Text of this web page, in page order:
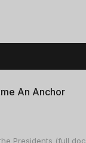
An Anchor
Presidents (full